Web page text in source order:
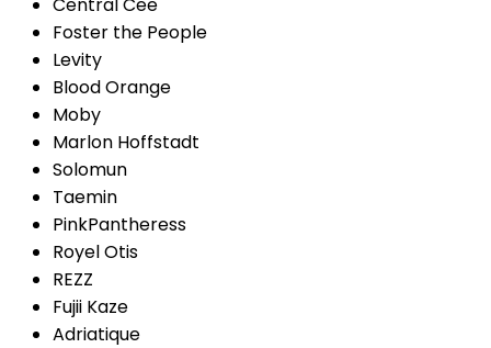
Foster the People
Levity
Blood Orange
Moby
Marlon Hoffstadt
Solomun
Taemin
PinkPantheress
Royel Otis
REZZ
Fujii Kaze
Adriatique